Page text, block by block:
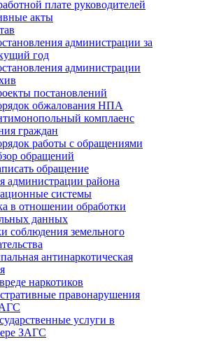
плате руководителей
акты
администрации за
год
администрации
постановлений
обжалования НПА
комплаенс
граждан
работы с обращениями
обращений
обращение
администрации района
системы
в отношении обработки
данных
соблюдения земельного
антинаркотическая
наркотиков
правонарушения
услуги в
ЗАГС